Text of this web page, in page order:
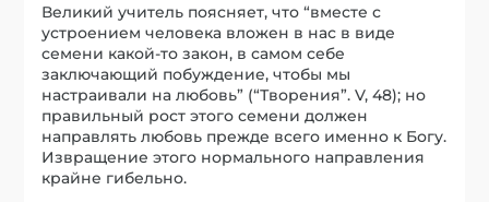
Великий учитель поясняет, что “вместе с
устроением человека вложен в нас в виде
семени какой-то закон, в самом себе
заключающий побуждение, чтобы мы
настраивали на любовь” (“Творения”. V, 48); но
правильный рост этого семени должен
направлять любовь прежде всего именно к Богу.
Извращение этого нормального направления
крайне гибельно.